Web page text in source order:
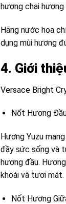
hương chai
Hãng nước hoa
dụng mùi hương
4. Giới
Versace Bright
Nốt Hương
Hương Yuzu
đầy sức sống và
hương đầu.
khoái và tươi mát.
Nốt Hương